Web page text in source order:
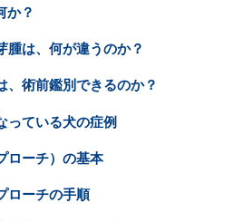
か？
腫は、何が違うのか？
、術前鑑別できるのか？
っている犬の症例
ローチ）の基本
ローチの手順